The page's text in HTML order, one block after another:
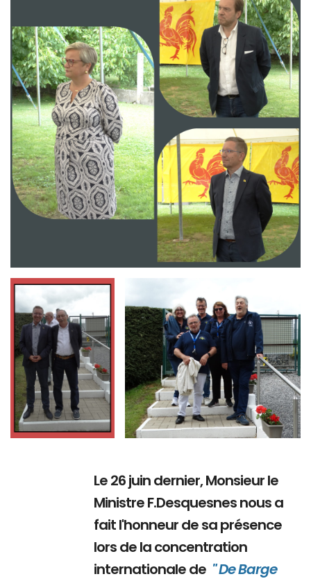
Branding
ARMCHAIR ARMCHAIR
Le 26 juin dernier, Monsieur le
Ministre F.Desquesnes nous a
fait l'honneur de sa présence
lors de la concentration
internationale de " De Barge